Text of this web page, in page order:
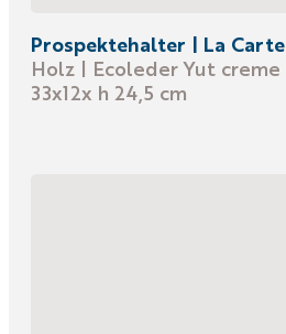
Prospektehalter | La Carte
Holz | Ecoleder Yut creme
33x12x h 24,5 cm